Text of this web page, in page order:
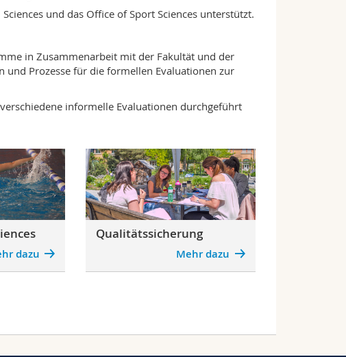
und das Office of Sport Sciences unterstützt.
in Zusammenarbeit mit der Fakultät und der
Prozesse für die formellen Evaluationen zur
informelle Evaluationen durchgeführt
dazu
Qualitätssicherung
Mehr dazu